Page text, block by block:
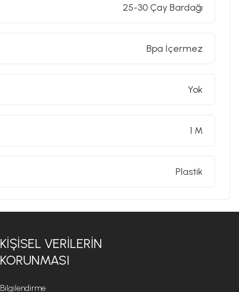
25-30 Çay Bardağı
Bpa İçermez
Yok
1 M
Plastik
KIŞISEL VERILERIN
KORUNMASI
Bilgilendirme